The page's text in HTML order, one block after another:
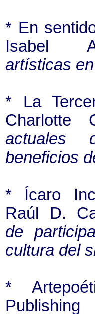
* En
Isabel
artísticas
* La
Charlotte
beneficios
* Ícaro
Raúl D.
de
cultura del
*